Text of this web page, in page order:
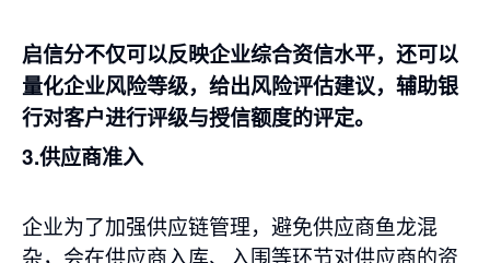
启信分不仅可以反映企业综合资信水平，还可以
量化企业风险等级，给出风险评估建议，辅助银
行对客户进行评级与授信额度的评定。
3.供应商准入
企业为了加强供应链管理，避免供应商鱼龙混
杂，会在供应商入库、入围等环节对供应商的资